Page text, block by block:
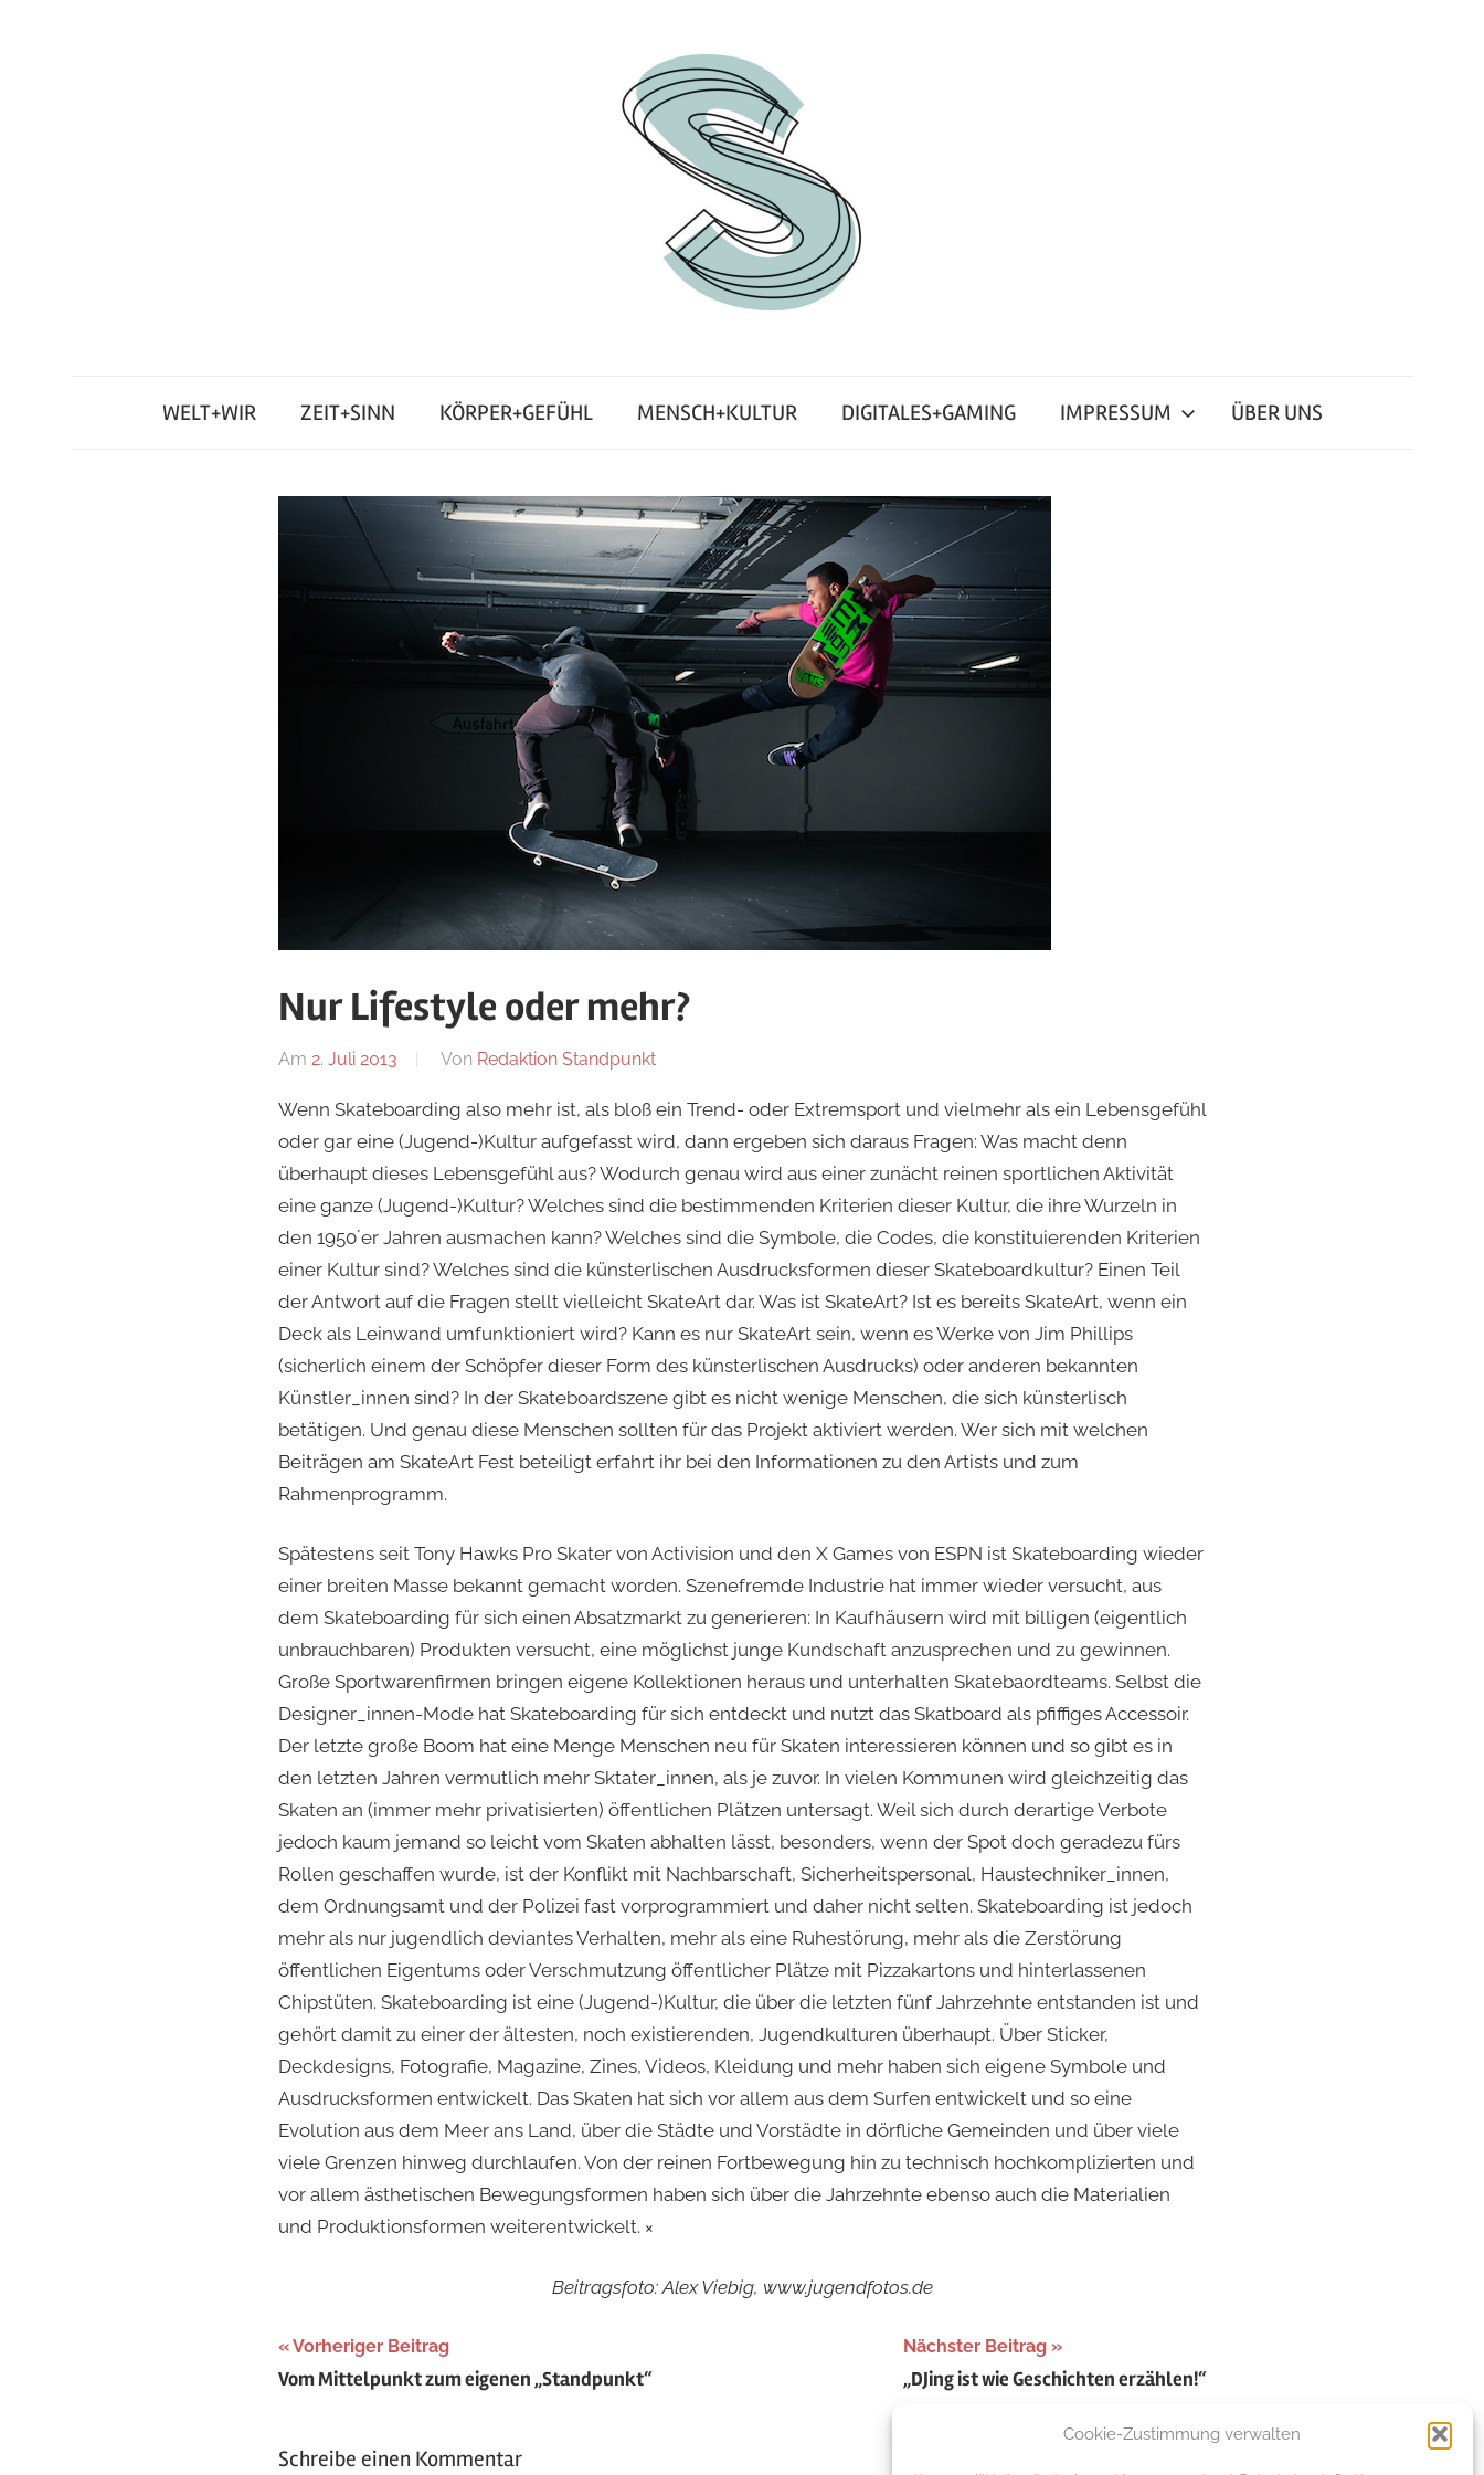
Cookie-Zustimmung verwalten
WELT+WIR ZEIT+SINN KÖRPER+GEFÜHL MENSCH+KULTUR DIGITALES+GAMING IMPRESSUM ÜBER UNS
Nur Lifestyle oder mehr?
Am 2. Juli 2013 Von Redaktion Standpunkt
Wenn Skateboarding also mehr ist, als bloß ein Trend- oder Extremsport und vielmehr als ein Lebensgefühl
oder gar eine (Jugend-)Kultur aufgefasst wird, dann ergeben sich daraus Fragen: Was macht denn
überhaupt dieses Lebensgefühl aus? Wodurch genau wird aus einer zunächt reinen sportlichen Aktivität
eine ganze (Jugend-)Kultur? Welches sind die bestimmenden Kriterien dieser Kultur, die ihre Wurzeln in
den 1950´er Jahren ausmachen kann? Welches sind die Symbole, die Codes, die konstituierenden Kriterien
einer Kultur sind? Welches sind die künsterlischen Ausdrucksformen dieser Skateboardkultur? Einen Teil
der Antwort auf die Fragen stellt vielleicht SkateArt dar. Was ist SkateArt? Ist es bereits SkateArt, wenn ein
Deck als Leinwand umfunktioniert wird? Kann es nur SkateArt sein, wenn es Werke von Jim Phillips
(sicherlich einem der Schöpfer dieser Form des künsterlischen Ausdrucks) oder anderen bekannten
Künstler_innen sind? In der Skateboardszene gibt es nicht wenige Menschen, die sich künsterlisch
betätigen. Und genau diese Menschen sollten für das Projekt aktiviert werden. Wer sich mit welchen
Beiträgen am SkateArt Fest beteiligt erfahrt ihr bei den Informationen zu den Artists und zum
Rahmenprogramm.
Spätestens seit Tony Hawks Pro Skater von Activision und den X Games von ESPN ist Skateboarding wieder
einer breiten Masse bekannt gemacht worden. Szenefremde Industrie hat immer wieder versucht, aus
dem Skateboarding für sich einen Absatzmarkt zu generieren: In Kaufhäusern wird mit billigen (eigentlich
unbrauchbaren) Produkten versucht, eine möglichst junge Kundschaft anzusprechen und zu gewinnen.
Große Sportwarenfirmen bringen eigene Kollektionen heraus und unterhalten Skatebaordteams. Selbst die
Designer_innen-Mode hat Skateboarding für sich entdeckt und nutzt das Skatboard als pfiffiges Accessoir.
Der letzte große Boom hat eine Menge Menschen neu für Skaten interessieren können und so gibt es in
den letzten Jahren vermutlich mehr Sktater_innen, als je zuvor. In vielen Kommunen wird gleichzeitig das
Skaten an (immer mehr privatisierten) öffentlichen Plätzen untersagt. Weil sich durch derartige Verbote
jedoch kaum jemand so leicht vom Skaten abhalten lässt, besonders, wenn der Spot doch geradezu fürs
Rollen geschaffen wurde, ist der Konflikt mit Nachbarschaft, Sicherheitspersonal, Haustechniker_innen,
dem Ordnungsamt und der Polizei fast vorprogrammiert und daher nicht selten. Skateboarding ist jedoch
mehr als nur jugendlich deviantes Verhalten, mehr als eine Ruhestörung, mehr als die Zerstörung
öffentlichen Eigentums oder Verschmutzung öffentlicher Plätze mit Pizzakartons und hinterlassenen
Chipstüten. Skateboarding ist eine (Jugend-)Kultur, die über die letzten fünf Jahrzehnte entstanden ist und
gehört damit zu einer der ältesten, noch existierenden, Jugendkulturen überhaupt. Über Sticker,
Deckdesigns, Fotografie, Magazine, Zines, Videos, Kleidung und mehr haben sich eigene Symbole und
Ausdrucksformen entwickelt. Das Skaten hat sich vor allem aus dem Surfen entwickelt und so eine
Evolution aus dem Meer ans Land, über die Städte und Vorstädte in dörfliche Gemeinden und über viele
viele Grenzen hinweg durchlaufen. Von der reinen Fortbewegung hin zu technisch hochkomplizierten und
vor allem ästhetischen Bewegungsformen haben sich über die Jahrzehnte ebenso auch die Materialien
und Produktionsformen weiterentwickelt. ×
Beitragsfoto: Alex Viebig, www.jugendfotos.de
Beitragsnavigation
Vorheriger Beitrag
Vom Mittelpunkt zum eigenen „Standpunkt“
Nächster Beitrag
„DJing ist wie Geschichten erzählen!“
Schreibe einen Kommentar